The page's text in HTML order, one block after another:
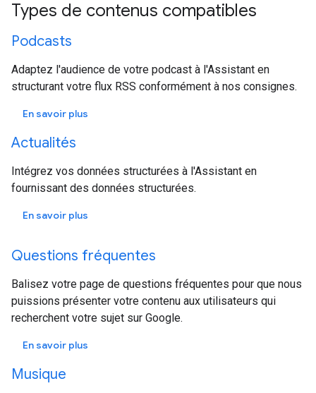
Types de contenus compatibles
Podcasts
Adaptez l'audience de votre podcast à l'Assistant en
structurant votre flux RSS conformément à nos consignes.
En savoir plus
Actualités
Intégrez vos données structurées à l'Assistant en
fournissant des données structurées.
En savoir plus
Questions fréquentes
Balisez votre page de questions fréquentes pour que nous
puissions présenter votre contenu aux utilisateurs qui
recherchent votre sujet sur Google.
En savoir plus
Musique